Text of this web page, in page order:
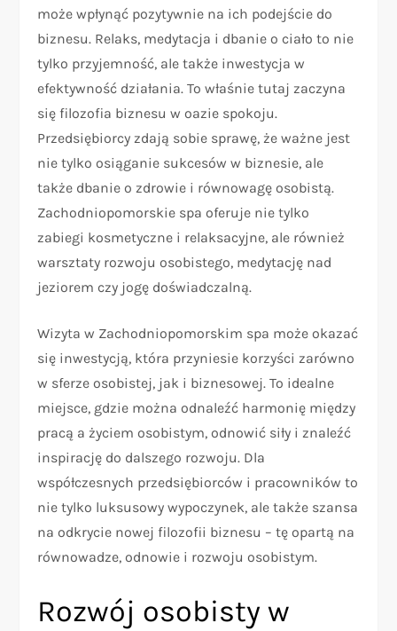
może wpłynąć pozytywnie na ich podejście do
biznesu. Relaks, medytacja i dbanie o ciało to nie
tylko przyjemność, ale także inwestycja w
efektywność działania. To właśnie tutaj zaczyna
się filozofia biznesu w oazie spokoju.
Przedsiębiorcy zdają sobie sprawę, że ważne jest
nie tylko osiąganie sukcesów w biznesie, ale
także dbanie o zdrowie i równowagę osobistą.
Zachodniopomorskie spa oferuje nie tylko
zabiegi kosmetyczne i relaksacyjne, ale również
warsztaty rozwoju osobistego, medytację nad
jeziorem czy jogę doświadczalną.
Wizyta w Zachodniopomorskim spa może okazać
się inwestycją, która przyniesie korzyści zarówno
w sferze osobistej, jak i biznesowej. To idealne
miejsce, gdzie można odnaleźć harmonię między
pracą a życiem osobistym, odnowić siły i znaleźć
inspirację do dalszego rozwoju. Dla
współczesnych przedsiębiorców i pracowników to
nie tylko luksusowy wypoczynek, ale także szansa
na odkrycie nowej filozofii biznesu – tę opartą na
równowadze, odnowie i rozwoju osobistym.
Rozwój osobisty w